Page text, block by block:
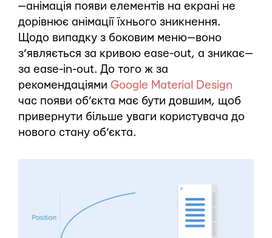
— анімація появи елементів на екрані не
дорівнює анімації їхнього зникнення.
Щодо випадку з боковим меню — воно
з’являється за кривою ease-out, а зникає —
за ease-in-out. До того ж за
рекомендаціями Google Material Design
час появи об’єкта має бути довшим, щоб
привернути більше уваги користувача до
нового стану об’єкта.